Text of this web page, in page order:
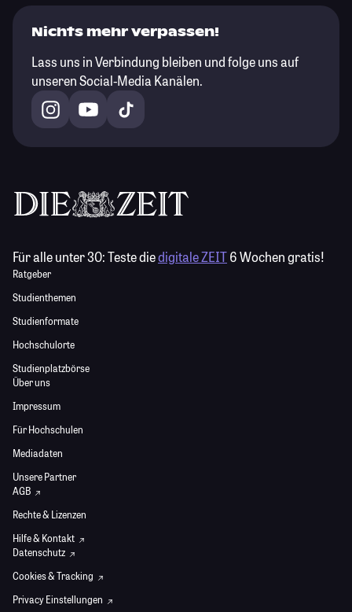
Nichts mehr verpassen!
Lass uns in Verbindung bleiben und folge uns auf
unseren Social-Media Kanälen.
Für alle unter 30:Teste diedigitale ZEIT6 Wochen gratis!
Ratgeber
Studienthemen
Studienformate
Hochschulorte
Studienplatzbörse
Über uns
Impressum
Für Hochschulen
Mediadaten
Unsere Partner
AGB
Rechte & Lizenzen
Hilfe & Kontakt
Datenschutz
Cookies & Tracking
Privacy Einstellungen